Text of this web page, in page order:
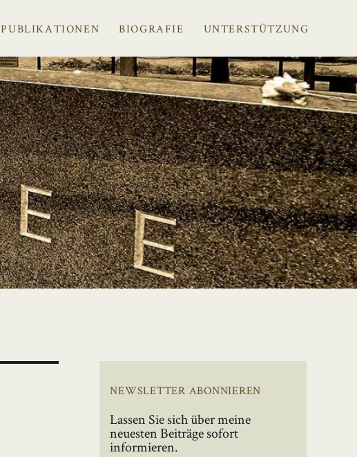
PUBLIKATIONEN BIOGRAFIE UNTERSTÜTZUNG
NEWSLETTER ABONNIEREN
Lassen Sie sich über meine
neuesten Beiträge sofort
informieren.